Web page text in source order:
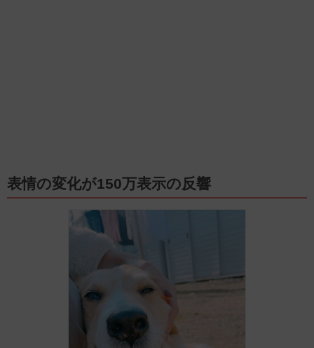
表情の変化が150万表示の反響